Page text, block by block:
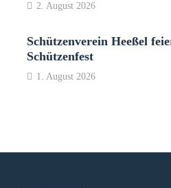
2. August 2026
Schützenverein Heeßel
Schützenfest
1. August 2026